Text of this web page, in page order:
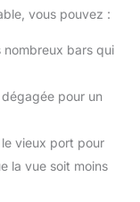
vous pouvez :
nombreux bars qui
pour un
vieux port pour
la vue soit moins